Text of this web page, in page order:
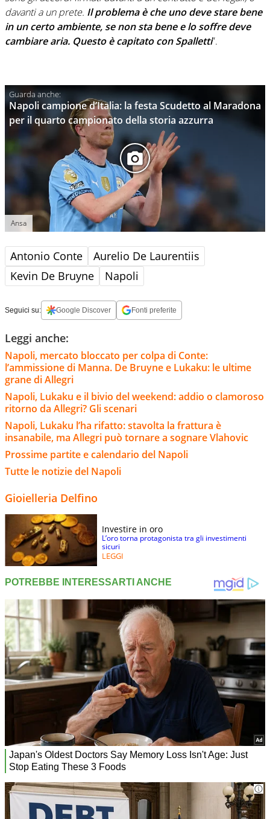
davanti a un prete. Il problema è che uno deve stare bene
in un certo ambiente, se non sta bene e lo soffre deve
cambiare aria. Questo è capitato con Spalletti”.
Napoli campione d’Italia: la festa Scudetto al Maradona
per il quarto campionato della storia azzurra
Ansa
Antonio Conte
Aurelio De Laurentiis
Kevin De Bruyne
Napoli
Seguici su: Google Discover Fonti preferite
Leggi anche:
Napoli, mercato bloccato per colpa di Conte:
l’ammissione di Manna. De Bruyne e Lukaku: le ultime
grane di Allegri
Napoli, Lukaku e il bivio del weekend: addio o clamoroso
ritorno da Allegri? Gli scenari
Napoli, Lukaku l’ha rifatto: stavolta la frattura è
insanabile, ma Allegri può tornare a sognare Vlahovic
Prossime partite e calendario del Napoli
Tutte le notizie del Napoli
Gioielleria Delfino
Investire in oro
L’oro torna protagonista tra gli investimenti
sicuri
LEGGI